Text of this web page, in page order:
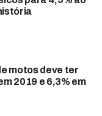
motos deve ter
2019 e 6,3% em